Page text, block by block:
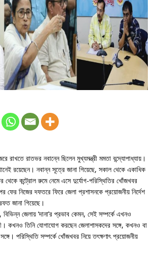
রাখতে রাতভর নবান্নে ছিলেন মুখ্যমন্ত্রী মমতা বন্দ্যোপাধ্যায়।
রয়েছেন। নবান্ন সূত্রে জানা গিয়েছে, সকাল থেকে একাধিক
থেকে কন্ট্রোল রুমে নেমে এসে দুর্যোগ-পরিস্থিতির খোঁজখবর
ফের নিজের দফতরে ফিরে জেলা প্রশাসনকে প্রয়োজনীয় নির্দেশ
জানা গিয়েছে।
বিভিন্ন জেলায় ‘দানা’র প্রভাব কেমন, সেই সম্পর্কে এখনও
কখনও তিনি যোগাযোগ করছেন জেলাশাসকদের সঙ্গে, কখনও বা
পরিস্থিতি সম্পর্কে খোঁজখবর নিয়ে তৎক্ষণাৎ প্রয়োজনীয়